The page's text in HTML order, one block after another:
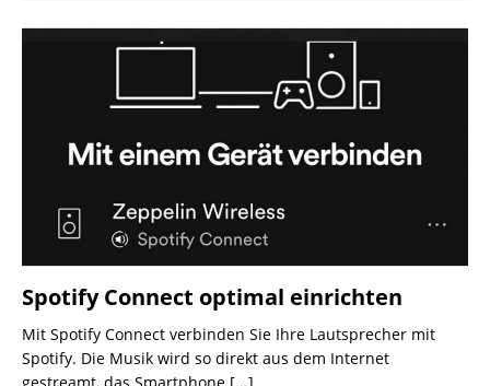
Spotify Connect optimal einrichten
Mit Spotify Connect verbinden Sie Ihre Lautsprecher mit
Spotify. Die Musik wird so direkt aus dem Internet